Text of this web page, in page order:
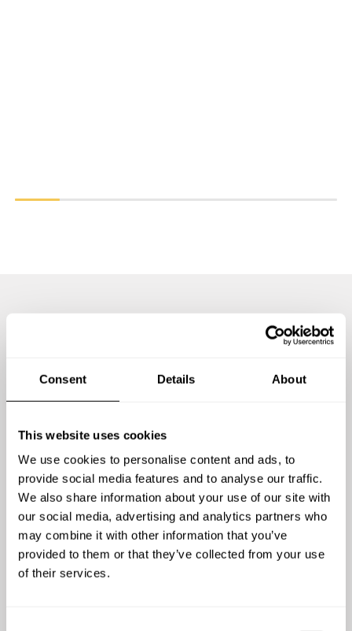
Consent Details About
This website uses cookies
We use cookies to personalise content and ads, to
provide social media features and to analyse our traffic.
We also share information about your use of our site with
our social media, advertising and analytics partners who
may combine it with other information that you’ve
provided to them or that they’ve collected from your use
of their services.
Personaliza tu menú
Una cena romántica, una reunión familiar o una
intolerantes o alérgicos. ¡Cada experiencia es única!